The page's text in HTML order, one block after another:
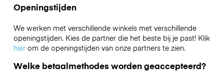
Openingstijden
We werken met verschillende winkels met verschillende
openingstijden. Kies de partner die het beste bij je past! Klik
hierom de openingstijden van onze partners te zien.
Welke betaalmethodes worden geaccepteerd?